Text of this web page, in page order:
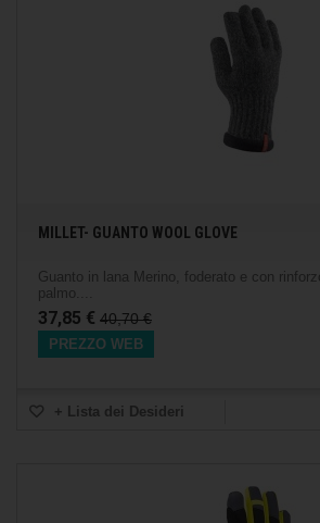
MILLET- GUANTO WOOL GLOVE
Guanto in lana Merino, foderato e con
palmo....
37,85 € 40,70 €
PREZZO WEB
+ Lista dei Desideri